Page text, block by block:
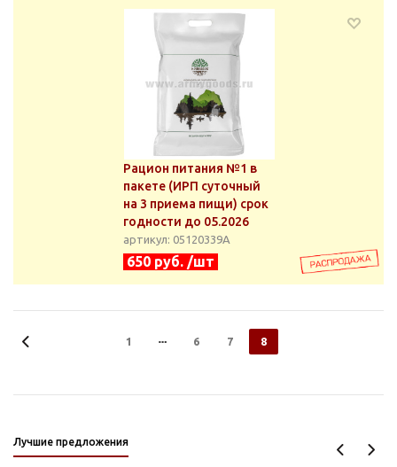
Рацион питания №1 в
пакете (ИРП суточный
на 3 приема пищи) срок
годности до 05.2026
артикул: 05120339А
650 руб. /шт
1 6 7 8
Лучшие предложения